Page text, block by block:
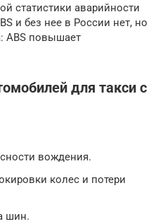
статистики аварийности
и без нее в России нет, но
ABS повышает
для такси с
вождения.
колес и потери
шин.